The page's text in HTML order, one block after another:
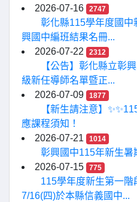
2026-07-16 2747
彰化縣115學年度國
興國中編班結果名冊...
2026-07-22
2312
【公告】彰化縣立彰
級新任導師名單暨正...
2026-07-09
1877
【新生請注意】
應課程須知！
2026-07-21
1014
彰興國中115年新生暑
2026-07-15
775
115學年度新生第一
7/16(四)於本縣信義國中...